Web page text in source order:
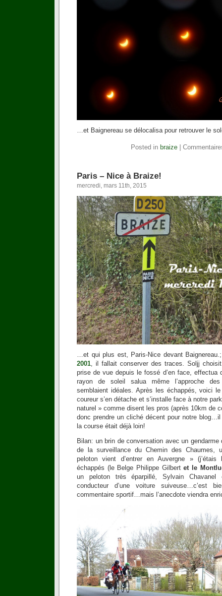
…et Baignereau se délocalisa pour retrouver le
Posted in braize|
Paris – Nice à Braize!
mercredi, mars 11th, 2015
…et qui plus est, Paris-Nice devant Baignereau.;
2001, il fallait conserver des traces. Soljj
prise de vue depuis le fossé d’en face,
rayon de soleil salua même l’approche
semblaient idéales. Après les échappés, voici
coureur s’en détache et s’installe face à notre
naturel » comme disent les pros (après 10km de
donc prendre un cliché décent pour notre
la course était déjà loin!
Bilan: un brin de conversation avec un
de la surveillance du Chemin des Chaumes,
peloton vient d’entrer en Auvergne »
échappés (le Belge Philippe Gilbertet le
un peloton très éparpillé, Sylvain Chavanel
conducteur d’une voiture suiveuse…c’est
commentaire sportif…mais l’anecdote viendra